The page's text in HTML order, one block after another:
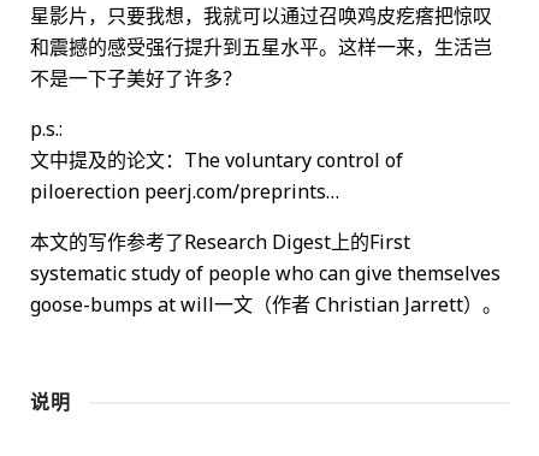
星影片，只要我想，我就可以通过召唤鸡皮疙瘩把惊叹
和震撼的感受强行提升到五星水平。这样一来，生活岂
不是一下子美好了许多？
p.s.:
文中提及的论文：The voluntary control of
piloerection peerj.com/preprints…
本文的写作参考了Research Digest上的First
systematic study of people who can give themselves
goose-bumps at will一文（作者 Christian Jarrett）。
说明